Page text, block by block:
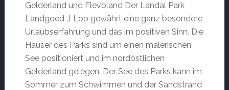
Gelderland und Flevoland Der Landal Park
Landgoed ‚t Loo gewährt eine ganz besondere
Urlaubserfahrung und das im positiven Sinn. Die
Häuser des Parks sind um einen malerischen
See positioniert und im nordöstlichen
Gelderland gelegen. Der See des Parks kann im
Sommer zum Schwimmen und der Sandstrand